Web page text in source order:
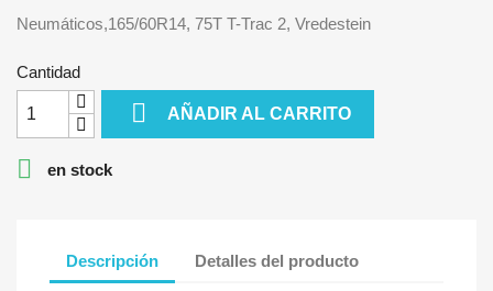
Neumáticos,165/60R14, 75T T-Trac 2, Vredestein
Cantidad
 AÑADIR AL CARRITO
 en stock
Descripción Detalles del producto